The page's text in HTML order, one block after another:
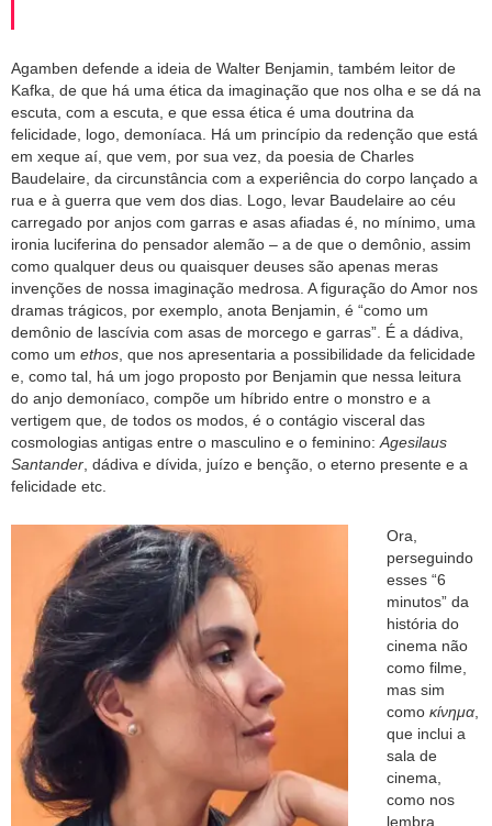
Agamben defende a ideia de Walter Benjamin, também leitor de
Kafka, de que há uma ética da imaginação que nos olha e se dá na
escuta, com a escuta, e que essa ética é uma doutrina da
felicidade, logo, demoníaca. Há um princípio da redenção que está
em xeque aí, que vem, por sua vez, da poesia de Charles
Baudelaire, da circunstância com a experiência do corpo lançado a
rua e à guerra que vem dos dias. Logo, levar Baudelaire ao céu
carregado por anjos com garras e asas afiadas é, no mínimo, uma
ironia luciferina do pensador alemão – a de que o demônio, assim
como qualquer deus ou quaisquer deuses são apenas meras
invenções de nossa imaginação medrosa. A figuração do Amor nos
dramas trágicos, por exemplo, anota Benjamin, é “como um
demônio de lascívia com asas de morcego e garras”. É a dádiva,
como um ethos , que nos apresentaria a possibilidade da felicidade
e, como tal, há um jogo proposto por Benjamin que nessa leitura
do anjo demoníaco, compõe um híbrido entre o monstro e a
vertigem que, de todos os modos, é o contágio visceral das
cosmologias antigas entre o masculino e o feminino: Agesilaus
Santander , dádiva e dívida, juízo e benção, o eterno presente e a
felicidade etc.
Ora,
perseguindo
esses “6
minutos” da
história do
cinema não
como filme,
mas sim
como κίνημα
que inclui a
sala de
cinema,
como nos
lembra